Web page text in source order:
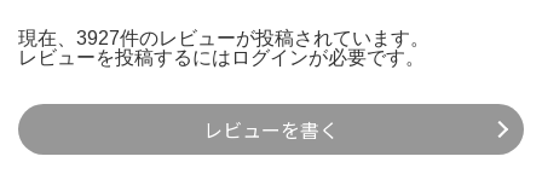
現在、3927件のレビューが投稿されています。
レビューを投稿するには ログインが必要です。
レビューを書く